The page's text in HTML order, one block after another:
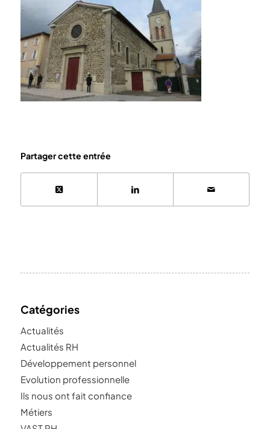
Partager cette entrée
Catégories
Actualités
Actualités RH
Développement personnel
Evolution professionnelle
Ils nous ont fait confiance
Métiers